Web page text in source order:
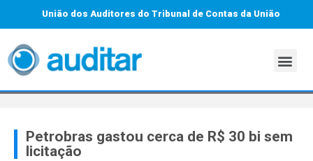
União dos Auditores do Tribunal de Contas da União
Petrobras gastou cerca de R$ 30 bi sem
licitação